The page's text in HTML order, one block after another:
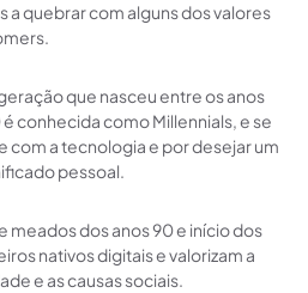
quebrar com alguns dos valores
que nasceu entre os anos
conhecida como Millennials, e se
com a tecnologia e por desejar um
pessoal.
meados dos anos 90 e início dos
nativos digitais e valorizam a
e as causas sociais.